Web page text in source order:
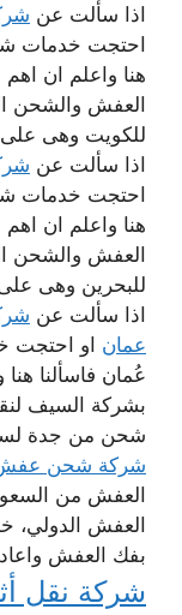
اذا سألت عن
احتجت خدمات
هنا واعلم ان
العفش والشحن
للكويت وهى
اذا سألت عن
احتجت خدمات
هنا واعلم ان
العفش والشحن
للبحرين وهى
اذا سألت عن
عمان او احتجت
عُمان فاسألنا
بشركة السيف
شحن من جدة
شركة شحن عفش
العفش من
العفش الدولي،
بفك العفش
شركة نقل